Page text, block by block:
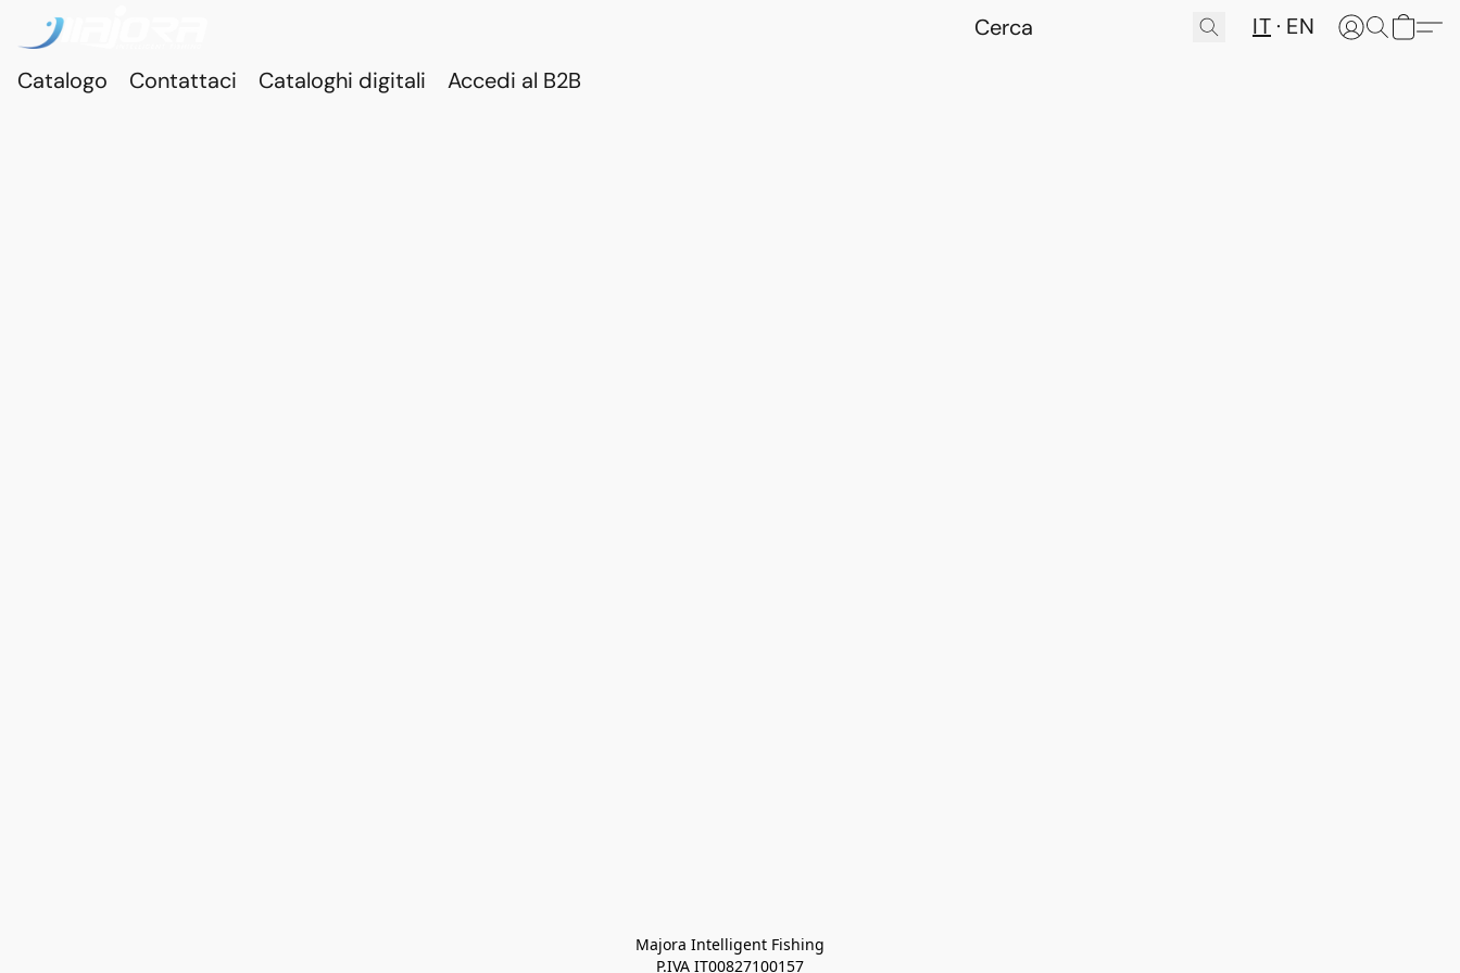
IT EN
Catalogo
Contattaci Cataloghi digitali Accedi al B2B
Majora Intelligent Fishing
P.IVA IT00827100157